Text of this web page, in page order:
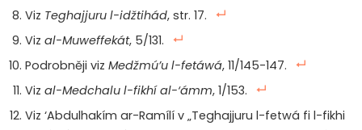
Viz Teghajjuru l-idžtihád, str. 17.
Viz al-Muweffekát, 5/131.
Podrobněji viz Medžmú’u l-fetáwá, 11/145-147.
Viz al-Medchalu l-fikhí al-‘ámm, 1/153.
Viz ‘Abdulhakím ar-Ramílí v „Teghajjuru l-fetwá fi l-fikhi